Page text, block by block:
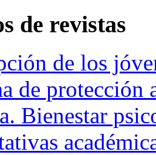
de revistas
de los
de protección
Bienestar